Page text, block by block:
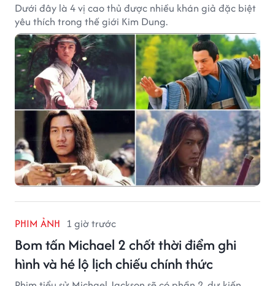
Dưới đây là 4 vị cao thủ được nhiều khán giả đặc biệt
yêu thích trong thế giới Kim Dung.
PHIM ẢNH 1 giờ trước
Bom tấn Michael 2 chốt thời điểm ghi
hình và hé lộ lịch chiếu chính thức